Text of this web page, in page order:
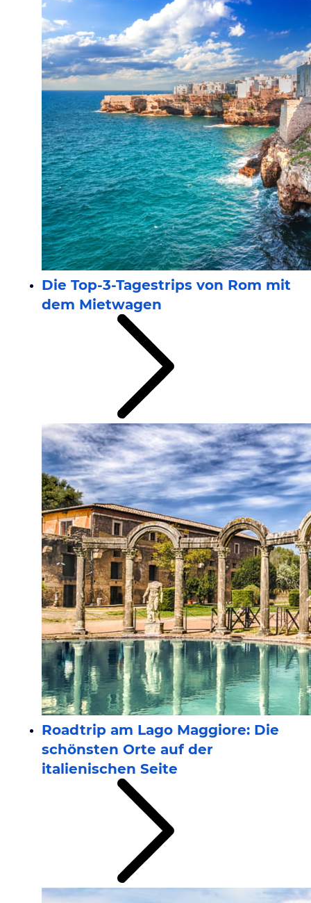
Die Top-3-Tagestrips von Rom mit
dem Mietwagen
Roadtrip am Lago Maggiore: Die
schönsten Orte auf der
italienischen Seite